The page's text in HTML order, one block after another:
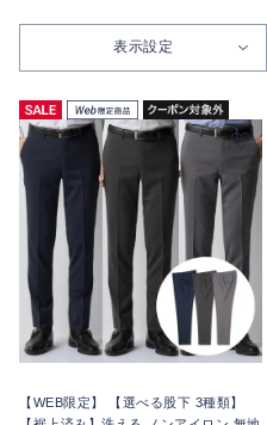
表示設定
【WEB限定】 【選べる股下 3種類】